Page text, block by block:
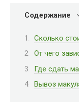
Содержание
Сколько
От чего
Где сдать
Вывоз